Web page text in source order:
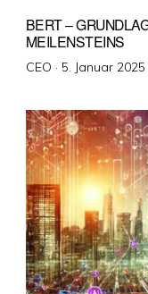
BERT –
MEILENSTEINS
CEO · Veröffentlicht
5. Januar 2025